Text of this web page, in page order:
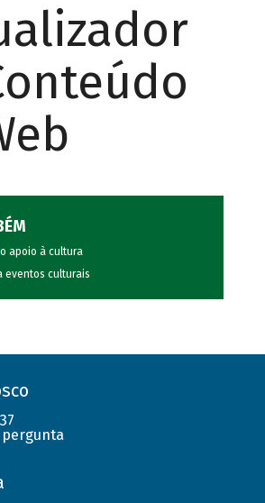
o apoio à cultura
eventos culturais
pergunta